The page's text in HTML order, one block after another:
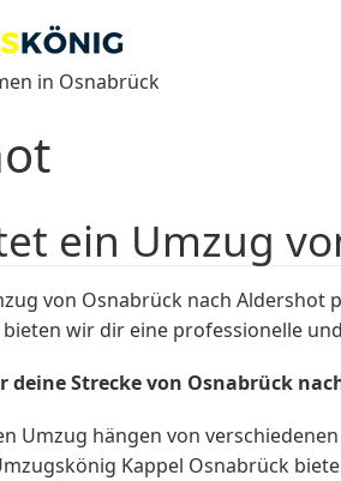
in Osnabrück
ein Umzug
von Osnabrück nach
wir dir eine professionelle
deine Strecke von Osnabrück
Umzug hängen von
Kappel Osnabrück